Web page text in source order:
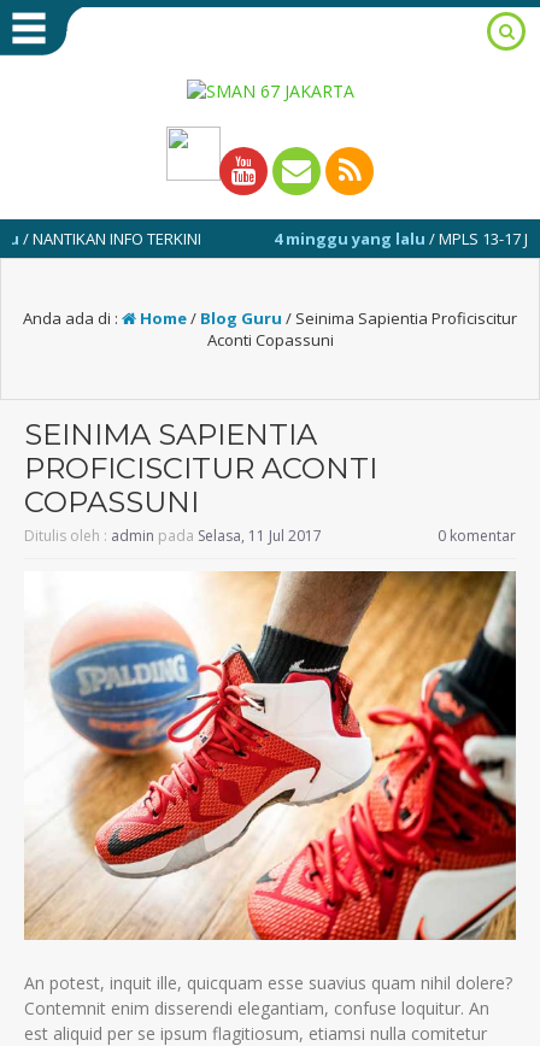
INFO TERKINI 4 minggu yang lalu/ MPLS 13-17 JULI 2026
Anda ada di : Home/ Blog Guru / Seinima Sapientia Proficiscitur
Aconti Copassuni
SEINIMA SAPIENTIA
PROFICISCITUR ACONTI
COPASSUNI
Ditulis oleh : admin pada Selasa, 11 Jul 2017 0 komentar
An potest, inquit ille, quicquam esse suavius quam nihil dolere?
Contemnit enim disserendi elegantiam, confuse loquitur. An
est aliquid per se ipsum flagitiosum, etiamsi nulla comitetur